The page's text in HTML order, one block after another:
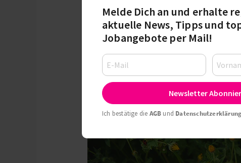
kannst?
Montag, 25.11.2024, 11:30
Melde Dich an und erhalte
aktuelle News, Tipps und
Jobangebote per Mail!
Newsletter
Ich bestätige die AGB und Datenschutzerklärung